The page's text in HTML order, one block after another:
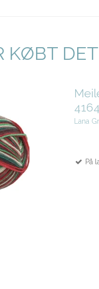
KØBT
Lana
På